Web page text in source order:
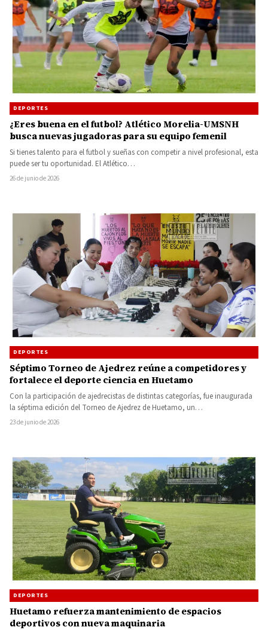
DEPORTES
¿Eres buena en el futbol? Atlético Morelia-UMSNH
busca nuevas jugadoras para su equipo femenil
Si tienes talento para el futbol y sueñas con competir a nivel profesional, esta
puede ser tu oportunidad. El Atlético…
26 de junio de 2026
DEPORTES
Séptimo Torneo de Ajedrez reúne a competidores y
fortalece el deporte ciencia en Huetamo
Con la participación de ajedrecistas de distintas categorías, fue inaugurada
la séptima edición del Torneo de Ajedrez de Huetamo, un…
23 de junio de 2026
DEPORTES
Huetamo refuerza mantenimiento de espacios
deportivos con nueva maquinaria